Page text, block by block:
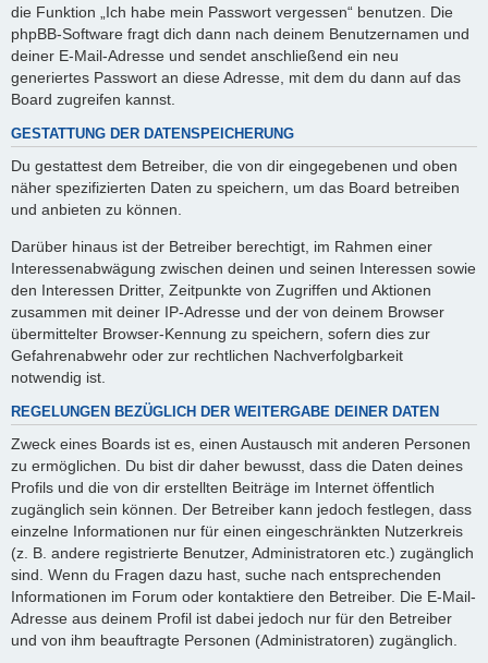
die Funktion „Ich habe mein Passwort vergessen“ benutzen. Die
phpBB-Software fragt dich dann nach deinem Benutzernamen und
deiner E-Mail-Adresse und sendet anschließend ein neu
generiertes Passwort an diese Adresse, mit dem du dann auf das
Board zugreifen kannst.
GESTATTUNG DER DATENSPEICHERUNG
Du gestattest dem Betreiber, die von dir eingegebenen und oben
näher spezifizierten Daten zu speichern, um das Board betreiben
und anbieten zu können.
Darüber hinaus ist der Betreiber berechtigt, im Rahmen einer
Interessenabwägung zwischen deinen und seinen Interessen sowie
den Interessen Dritter, Zeitpunkte von Zugriffen und Aktionen
zusammen mit deiner IP-Adresse und der von deinem Browser
übermittelter Browser-Kennung zu speichern, sofern dies zur
Gefahrenabwehr oder zur rechtlichen Nachverfolgbarkeit
notwendig ist.
REGELUNGEN BEZÜGLICH DER WEITERGABE DEINER DATEN
Zweck eines Boards ist es, einen Austausch mit anderen Personen
zu ermöglichen. Du bist dir daher bewusst, dass die Daten deines
Profils und die von dir erstellten Beiträge im Internet öffentlich
zugänglich sein können. Der Betreiber kann jedoch festlegen, dass
einzelne Informationen nur für einen eingeschränkten Nutzerkreis
(z. B. andere registrierte Benutzer, Administratoren etc.) zugänglich
sind. Wenn du Fragen dazu hast, suche nach entsprechenden
Informationen im Forum oder kontaktiere den Betreiber. Die E-Mail-
Adresse aus deinem Profil ist dabei jedoch nur für den Betreiber
und von ihm beauftragte Personen (Administratoren) zugänglich.